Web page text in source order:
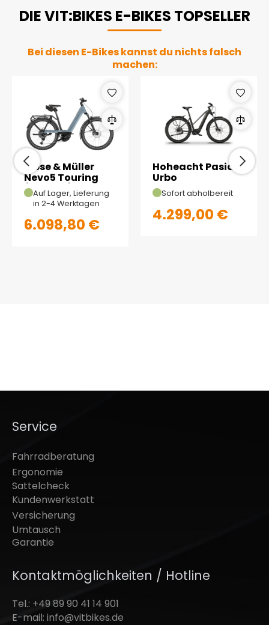
DIE VIT:BIKES E-BIKES TOPSELLER
Bei diesen E-Bikes kannst du nichts falsch
machen:
Riese & Müller
Nevo5 Touring
(Ice Blue)
Auf Lager, Lieferung
in 2-4 Werktagen
6.098,80 €
Hoheacht Pasia
Urbo
Sofort abholbereit
4.299,00 €
Service
Fahrradberatung
Ergonomie
Sattelcheck
Kundenwerkstatt
Versicherung
Umtausch
Garantie
Kontaktmöglichkeiten / Hotline
Tel.: +49 89 90 41 14 901
E-mail: info@vitbikes.de